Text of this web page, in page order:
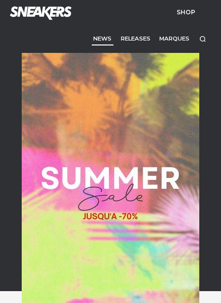
SHOP
NEWS RELEASES MARQUES